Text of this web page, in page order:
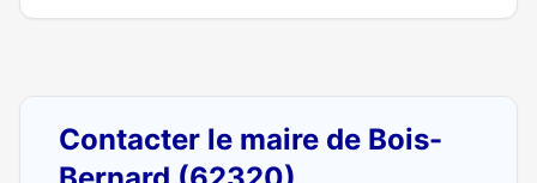
Contacter le maire de Bois-